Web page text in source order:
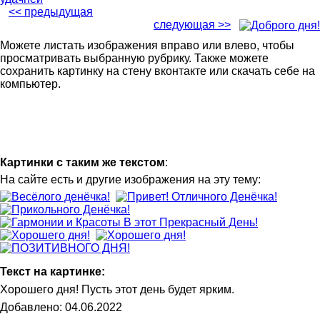
<< предыдущая
следующая >>
Можете листать изображения вправо или влево, чтобы
просматривать выбранную рубрику. Также можете
сохранить картинку на стену вконтакте или скачать себе на
компьютер.
Картинки с таким же текстом:
На сайте есть и другие изображения на эту тему:
Текст на картинке:
Хорошего дня! Пусть этот день будет ярким.
Добавлено: 04.06.2022